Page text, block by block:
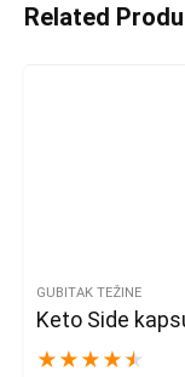
Related
GUBITAK TEŽINE
Keto Side
★ ★ ★ ★ ★